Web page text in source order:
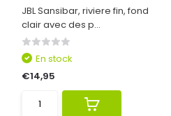
JBL Sansibar, riviere fin, fond
clair avec des p...
En stock
€14,95